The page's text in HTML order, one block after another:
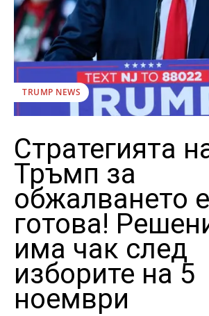
TRUMP NEWS
Стратегията
Тръмп за
обжалването е
готова!
има чак след
изборите на 5
ноември